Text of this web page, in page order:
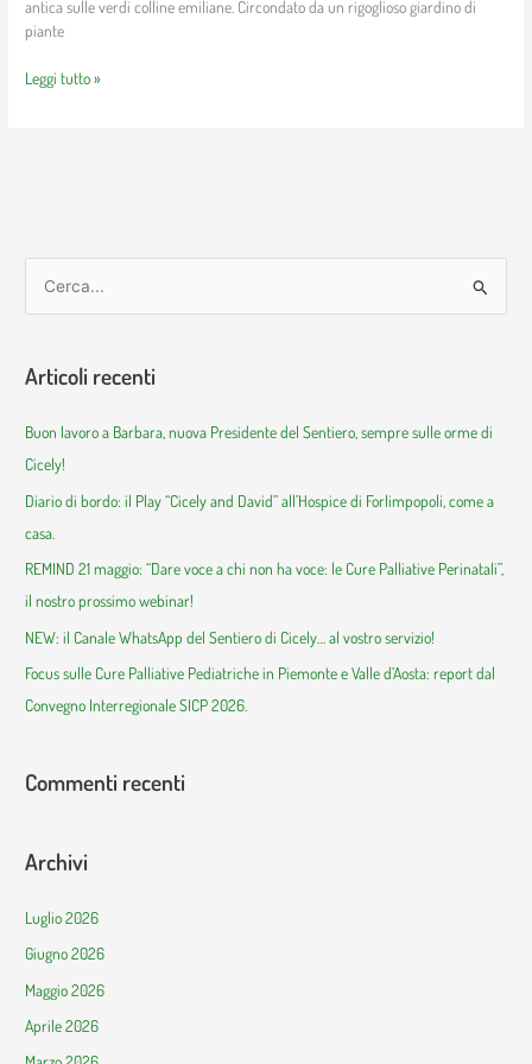
antica sulle verdi colline emiliane. Circondato da un rigoglioso giardino di
piante
Leggi tutto »
c
Articoli recenti
Buon lavoro a Barbara, nuova Presidente del Sentiero, sempre sulle orme di
Cicely!
Diario di bordo: il Play “Cicely and David” all’Hospice di Forlimpopoli, come a
casa.
REMIND 21 maggio: “Dare voce a chi non ha voce: le Cure Palliative Perinatali”,
il nostro prossimo webinar!
NEW: il Canale WhatsApp del Sentiero di Cicely… al vostro servizio!
Focus sulle Cure Palliative Pediatriche in Piemonte e Valle d’Aosta: report dal
Convegno Interregionale SICP 2026.
Commenti recenti
Archivi
Luglio 2026
Giugno 2026
Maggio 2026
Aprile 2026